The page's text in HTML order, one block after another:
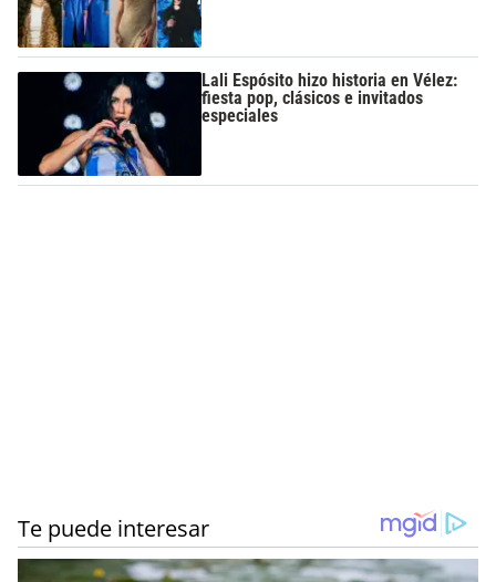
Lali Espósito hizo historia en Vélez:
fiesta pop, clásicos e invitados
especiales